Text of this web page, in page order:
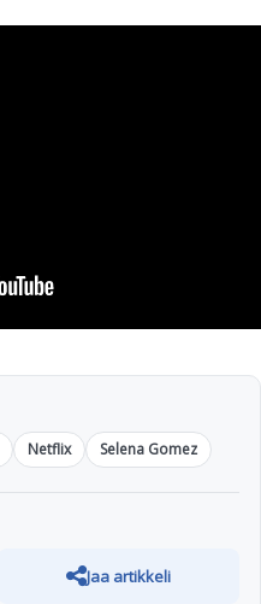
Netflix Selena Gomez
Jaa artikkeli